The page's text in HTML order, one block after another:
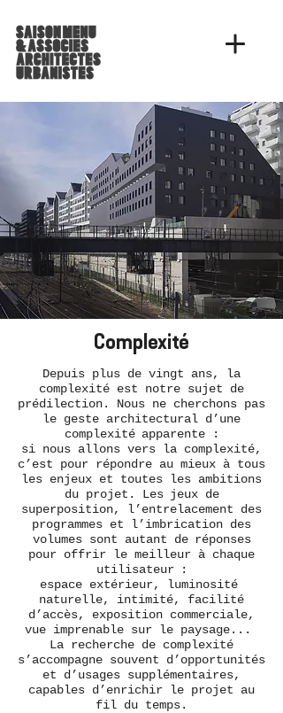
Complexité
Depuis plus de vingt ans, la
complexité est notre sujet de
prédilection. Nous ne cherchons pas
le geste architectural d’une
complexité apparente :
si nous allons vers la complexité,
c’est pour répondre au mieux à tous
les enjeux et toutes les ambitions
du projet. Les jeux de
superposition, l’entrelacement des
programmes et l’imbrication des
volumes sont autant de réponses
pour offrir le meilleur à chaque
utilisateur :
espace extérieur, luminosité
naturelle, intimité, facilité
d’accès, exposition commerciale,
vue imprenable sur le paysage...
La recherche de complexité
s’accompagne souvent d’opportunités
et d’usages supplémentaires,
capables d’enrichir le projet au
fil du temps.